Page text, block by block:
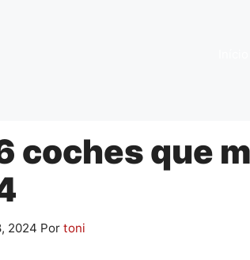
coches que
2024 Por toni